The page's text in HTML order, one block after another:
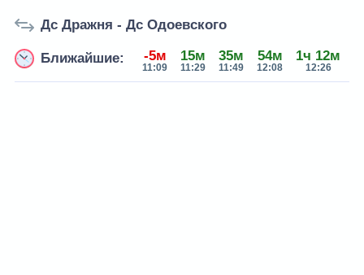
Дс Дражня - Дс Одоевского
Ближайшие: -5м
11:09
15м
11:29
35м
11:49
54м
12:08
1ч 12м
12:26